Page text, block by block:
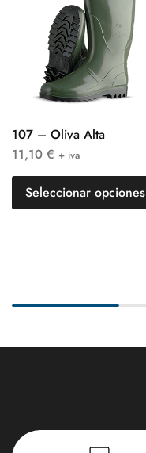
107 – Oliva Alta
11,10 € + iva
Seleccionar opciones